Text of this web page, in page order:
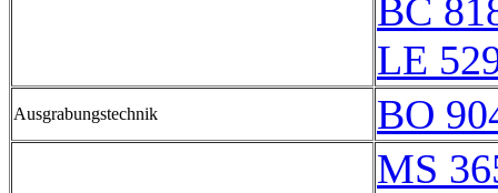
BC
LE
Ausgrabungstechnik BO
MS